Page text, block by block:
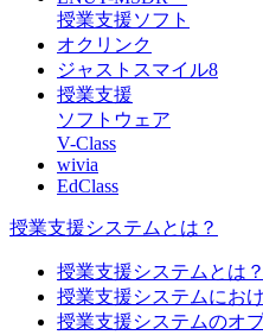
授業支援ソフト
オクリンク
ジャストスマイル8
授業支援
ソフトウェア
V-Class
wivia
EdClass
授業支援システムとは？
授業支援システムとは？
授業支援システムにお
授業支援システムのオ